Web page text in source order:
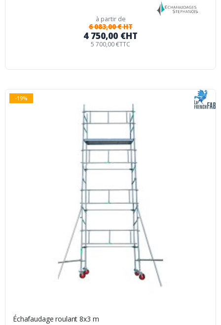
à partir de
6 083,00 € HT
4 750,00 €HT
5 700,00 €TTC
-19%
Échafaudage roulant 8x3 m